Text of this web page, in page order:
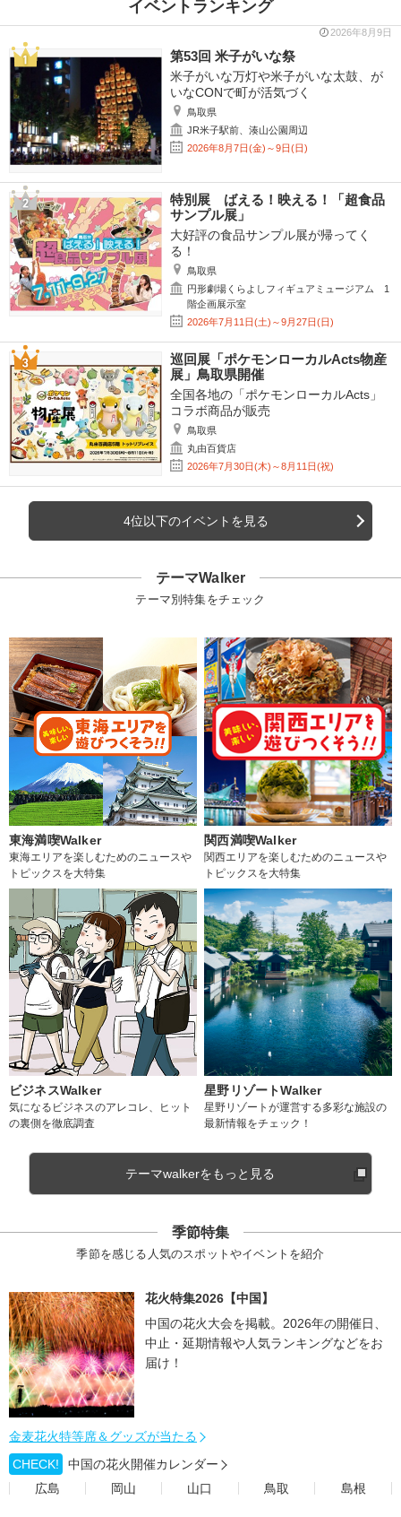
イベントランキング
2026年8月9日
第53回 米子がいな祭
米子がいな万灯や米子がいな太鼓、が
いなCONで町が活気づく
鳥取県
JR米子駅前、湊山公園周辺
2026年8月7日(金)～9日(日)
特別展 ばえる！映える！「超食品
サンプル展」
大好評の食品サンプル展が帰ってく
る！
鳥取県
円形劇場くらよしフィギュアミュージアム 1
階企画展示室
2026年7月11日(土)～9月27日(日)
巡回展「ポケモンローカルActs物産
展」鳥取県開催
全国各地の「ポケモンローカルActs」
コラボ商品が販売
鳥取県
丸由百貨店
2026年7月30日(木)～8月11日(祝)
4位以下のイベントを見る
テーマWalker
テーマ別特集をチェック
東海満喫Walker
東海エリアを楽しむためのニュースや
トピックスを大特集
関西満喫Walker
関西エリアを楽しむためのニュースや
トピックスを大特集
ビジネスWalker
気になるビジネスのアレコレ、ヒット
の裏側を徹底調査
星野リゾートWalker
星野リゾートが運営する多彩な施設の
最新情報をチェック！
テーマwalkerをもっと見る
季節特集
季節を感じる人気のスポットやイベントを紹介
花火特集2026【中国】
中国の花火大会を掲載。2026年の開催日、
中止・延期情報や人気ランキングなどをお
届け！
金麦花火特等席＆グッズが当たる
CHECK!
中国の花火開催カレンダー
広島
岡山 山口 鳥取 島根